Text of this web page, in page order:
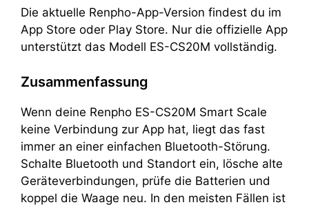
Die aktuelle Renpho-App-Version findest du im
App Store oder Play Store. Nur die offizielle App
unterstützt das Modell ES-CS20M vollständig.
Zusammenfassung
Wenn deine Renpho ES-CS20M Smart Scale
keine Verbindung zur App hat, liegt das fast
immer an einer einfachen Bluetooth-Störung.
Schalte Bluetooth und Standort ein, lösche alte
Geräteverbindungen, prüfe die Batterien und
koppel die Waage neu. In den meisten Fällen ist